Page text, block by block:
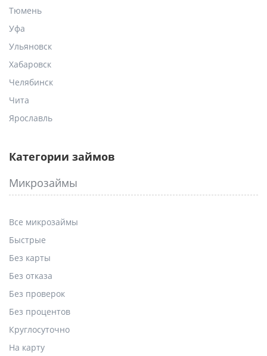
Тюмень
Уфа
Ульяновск
Хабаровск
Челябинск
Чита
Ярославль
Категории займов
Микрозаймы
Все микрозаймы
Быстрые
Без карты
Без отказа
Без проверок
Без процентов
Круглосуточно
На карту